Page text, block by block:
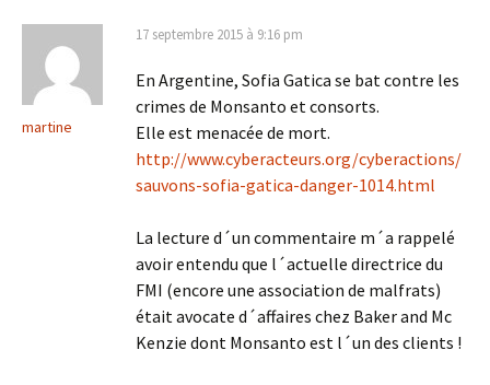
martine
17 septembre 2015 à 9:16 pm
En Argentine, Sofia Gatica se bat contre les
crimes de Monsanto et consorts.
Elle est menacée de mort.
http://www.cyberacteurs.org/cyberactions/
sauvons-sofia-gatica-danger-1014.html
La lecture d´un commentaire m´a rappelé
avoir entendu que l´actuelle directrice du
FMI (encore une association de malfrats)
était avocate d´affaires chez Baker and Mc
Kenzie dont Monsanto est l´un des clients !